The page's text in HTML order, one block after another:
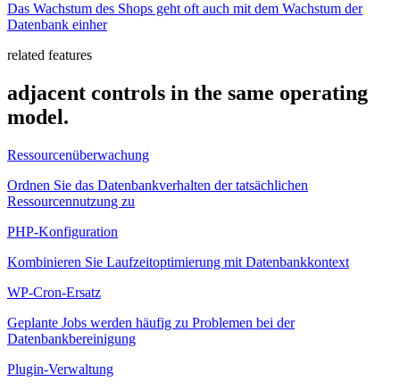
Das Wachstum des Shops geht oft auch mit dem Wachstum der
Datenbank einher
related features
adjacent controls in the same operating
model.
Ressourcenüberwachung
Ordnen Sie das Datenbankverhalten der tatsächlichen
Ressourcennutzung zu
PHP-Konfiguration
Kombinieren Sie Laufzeitoptimierung mit Datenbankkontext
WP-Cron-Ersatz
Geplante Jobs werden häufig zu Problemen bei der
Datenbankbereinigung
Plugin-Verwaltung